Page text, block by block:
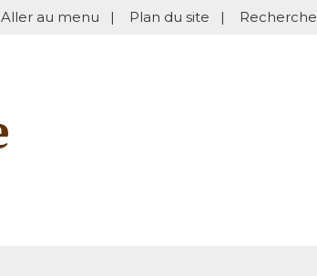
Aller au menu | Plan du site | Recherche